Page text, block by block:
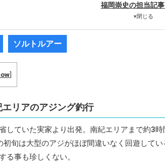
福岡崇史の担当記
×閉じる
ソルトルアー
]
エリアのアジング釣行
していた実家より出発。南紀エリアまで約3
初旬は大型のアジがほぼ間違いなく回遊して
る事も珍しくない。